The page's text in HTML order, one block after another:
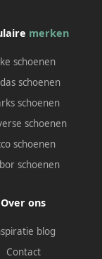
merken
schoenen
schoenen
schoenen
schoenen
schoenen
schoenen
Over ons
blog
Contact